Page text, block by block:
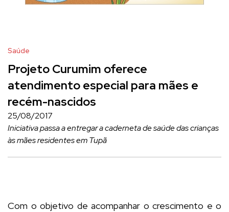
Saúde
Projeto Curumim oferece
atendimento especial para mães e
recém-nascidos
25/08/2017
Iniciativa passa a entregar a caderneta de saúde das crianças
às mães residentes em Tupã
Com o objetivo de acompanhar o crescimento e o